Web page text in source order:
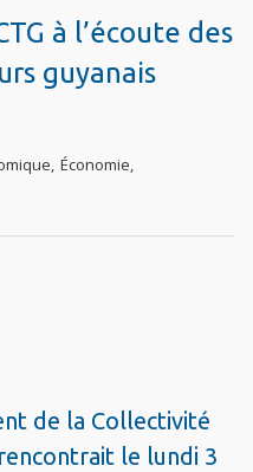
à l’écoute des
guyanais
, Économie,
de la Collectivité
le lundi 3